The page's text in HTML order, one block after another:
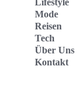
Lifestyle
Mode
Reisen
Tech
Über Uns
Kontakt